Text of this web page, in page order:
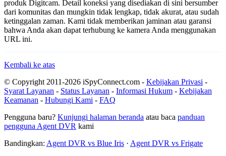
produk Digitcam. Detail koneksi yang disediakan di sini bersumber
dari komunitas dan mungkin tidak lengkap, tidak akurat, atau sudah
ketinggalan zaman. Kami tidak memberikan jaminan atau garansi
bahwa Anda akan dapat terhubung ke kamera Anda menggunakan
URL ini.
Kembali ke atas
© Copyright 2011-2026 iSpyConnect.com - Kebijakan Privasi -
Syarat Layanan - Status Layanan - Informasi Hukum - Kebijakan
Keamanan - Hubungi Kami - FAQ
Pengguna baru? Kunjungi halaman beranda atau baca panduan
pengguna Agent DVR kami
Bandingkan: Agent DVR vs Blue Iris · Agent DVR vs Frigate